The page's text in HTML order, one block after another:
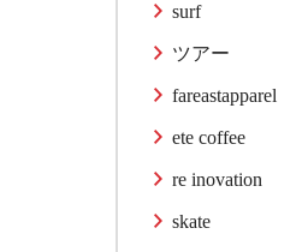
surf
ツアー
fareastapparel
ete coffee
re inovation
skate